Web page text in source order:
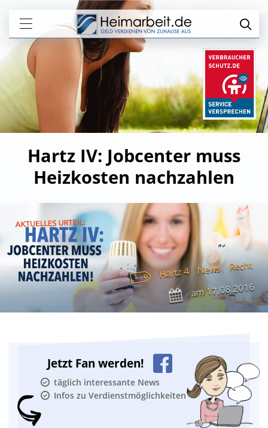
Hartz IV: Jobcenter muss
Heizkosten nachzahlen
Hartz 4 News Recht
am17.08.2016
Jetzt Fan werden!
täglich interessante News
Infos zu Verdienstmöglichkeiten